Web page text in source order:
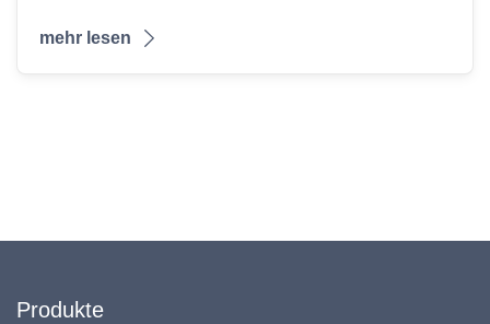
mehr lesen
Produkte